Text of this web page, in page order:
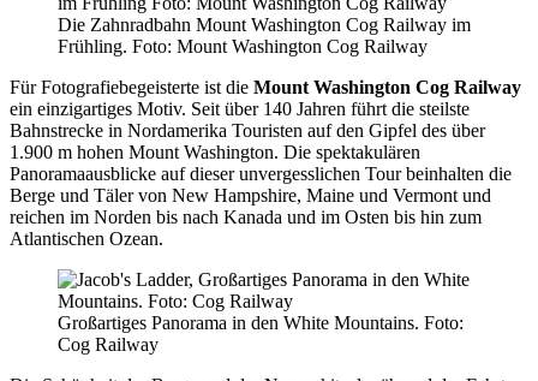
Die Zahnradbahn Mount Washington Cog Railway im
Frühling. Foto: Mount Washington Cog Railway
Für Fotografiebegeisterte ist die Mount Washington Cog Railway
ein einzigartiges Motiv. Seit über 140 Jahren führt die steilste
Bahnstrecke in Nordamerika Touristen auf den Gipfel des über
1.900 m hohen Mount Washington. Die spektakulären
Panoramaausblicke auf dieser unvergesslichen Tour beinhalten die
Berge und Täler von New Hampshire, Maine und Vermont und
reichen im Norden bis nach Kanada und im Osten bis hin zum
Atlantischen Ozean.
Großartiges Panorama in den White Mountains. Foto:
Cog Railway